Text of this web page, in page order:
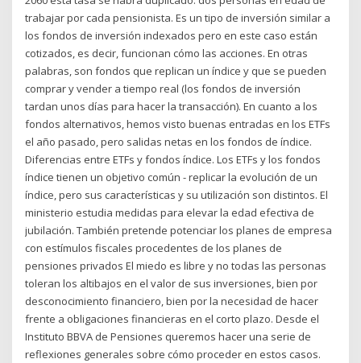
trabajar por cada pensionista. Es un tipo de inversión similar a
los fondos de inversión indexados pero en este caso están
cotizados, es decir, funcionan cómo las acciones. En otras
palabras, son fondos que replican un índice y que se pueden
comprar y vender a tiempo real (los fondos de inversión
tardan unos días para hacer la transacción). En cuanto a los
fondos alternativos, hemos visto buenas entradas en los ETFs
el año pasado, pero salidas netas en los fondos de índice.
Diferencias entre ETFs y fondos índice. Los ETFs y los fondos
índice tienen un objetivo común - replicar la evolución de un
índice, pero sus características y su utilización son distintos. El
ministerio estudia medidas para elevar la edad efectiva de
jubilación. También pretende potenciar los planes de empresa
con estímulos fiscales procedentes de los planes de
pensiones privados El miedo es libre y no todas las personas
toleran los altibajos en el valor de sus inversiones, bien por
desconocimiento financiero, bien por la necesidad de hacer
frente a obligaciones financieras en el corto plazo. Desde el
Instituto BBVA de Pensiones queremos hacer una serie de
reflexiones generales sobre cómo proceder en estos casos.